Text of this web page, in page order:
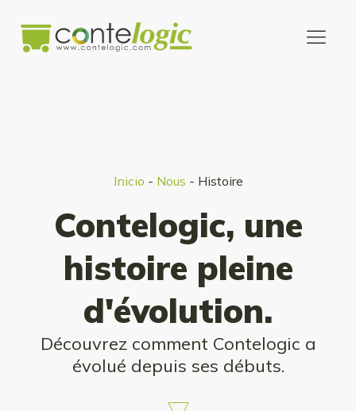
Inicio - Nous - Histoire
Contelogic, une
histoire pleine
d'évolution.
Découvrez comment Contelogic a
évolué depuis ses débuts.